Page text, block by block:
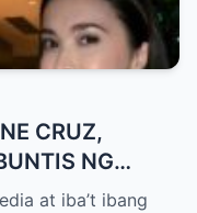
CRUZ,
NG
ANG!
at iba’t ibang